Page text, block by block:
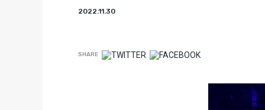
2022.11.30
SHARE